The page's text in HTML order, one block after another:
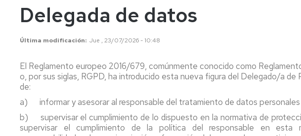
Legislación
Estatal
Normativa
Información
tratamientos
de
Actividades
Tratamiento
Modificación
o
derechos
Procedimiento
seguir
Solicitudes
habituales
Acceso
a
expedientes
Delegada de datos
Última modificación Jue , 23/07/2026 - 10:48
El Reglamento europeo 2016/679, comúnmente conocido como
o, por sus siglas, RGPD, ha introducido esta nueva figura del Delegado/a
de:
a) informar y asesorar al responsable del tratamiento de datos personales
b) supervisar el cumplimiento de lo dispuesto en la normativa de
supervisar el cumplimiento de la política del responsable en esta